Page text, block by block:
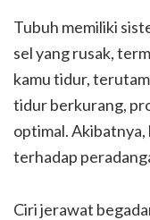
Tubuh memiliki
sel yang rusak,
kamu tidur,
tidur berkurang,
optimal.
terhadap
Ciri jerawat